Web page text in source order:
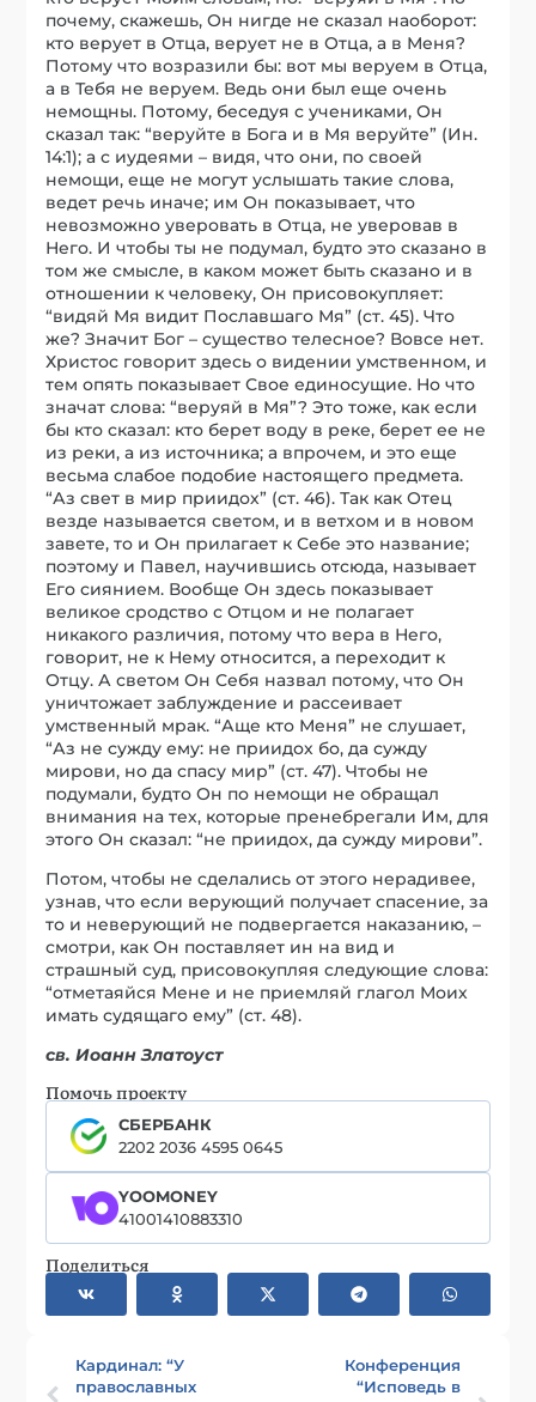
почему, скажешь, Он нигде не сказал наоборот:
кто верует в Отца, верует не в Отца, а в Меня?
Потому что возразили бы: вот мы веруем в Отца,
а в Тебя не веруем. Ведь они был еще очень
немощны. Потому, беседуя с учениками, Он
сказал так: “веруйте в Бога и в Мя веруйте” (Ин.
14:1); а с иудеями – видя, что они, по своей
немощи, еще не могут услышать такие слова,
ведет речь иначе; им Он показывает, что
невозможно уверовать в Отца, не уверовав в
Него. И чтобы ты не подумал, будто это сказано в
том же смысле, в каком может быть сказано и в
отношении к человеку, Он присовокупляет:
“видяй Мя видит Пославшаго Мя” (ст. 45). Что
же? Значит Бог – существо телесное? Вовсе нет.
Христос говорит здесь о видении умственном, и
тем опять показывает Свое единосущие. Но что
значат слова: “веруяй в Мя”? Это тоже, как если
бы кто сказал: кто берет воду в реке, берет ее не
из реки, а из источника; а впрочем, и это еще
весьма слабое подобие настоящего предмета.
“Аз свет в мир приидох” (ст. 46). Так как Отец
везде называется светом, и в ветхом и в новом
завете, то и Он прилагает к Себе это название;
поэтому и Павел, научившись отсюда, называет
Его сиянием. Вообще Он здесь показывает
великое сродство с Отцом и не полагает
никакого различия, потому что вера в Него,
говорит, не к Нему относится, а переходит к
Отцу. А светом Он Себя назвал потому, что Он
уничтожает заблуждение и рассеивает
умственный мрак. “Аще кто Меня” не слушает,
“Аз не сужду ему: не приидох бо, да сужду
мирови, но да спасу мир” (ст. 47). Чтобы не
подумали, будто Он по немощи не обращал
внимания на тех, которые пренебрегали Им, для
этого Он сказал: “не приидох, да сужду мирови”.
Потом, чтобы не сделались от этого нерадивее,
узнав, что если верующий получает спасение, за
то и неверующий не подвергается наказанию, –
смотри, как Он поставляет ин на вид и
страшный суд, присовокупляя следующие слова:
“отметаяйся Мене и не приемляй глагол Моих
имать судящаго ему” (ст. 48).
св. Иоанн Златоуст
Помочь проекту
СБЕРБАНК
2202 2036 4595 0645
YOOMONEY
41001410883310
Поделиться
Кардинал: “У
православных
Конференция
“Исповедь в